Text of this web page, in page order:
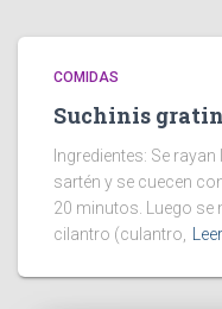
COMIDAS
Suchinis
Ingredientes: Se
sartén y se cuecen
20 minutos. Luego se
cilantro (culantro,